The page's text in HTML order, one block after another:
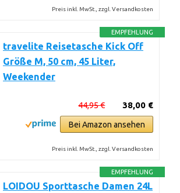
Preis inkl. MwSt., zzgl. Versandkosten
EMPFEHLUNG
travelite Reisetasche Kick Off
Größe M, 50 cm, 45 Liter,
Weekender
38,00 €
44,95 €
Bei Amazon ansehen
Preis inkl. MwSt., zzgl. Versandkosten
EMPFEHLUNG
LOIDOU Sporttasche Damen 24L